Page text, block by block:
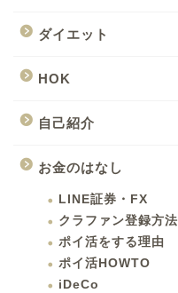
ダイエット
HOK
自己紹介
お金のはなし
LINE証券・FX
クラファン登録方法
ポイ活をする理由
ポイ活HOWTO
iDeCo